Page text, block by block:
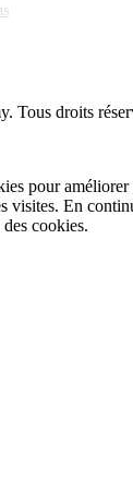
Tous droits
pour
visites. En
cookies.